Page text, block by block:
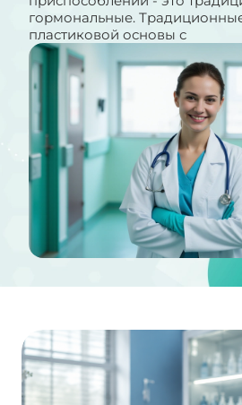
гормональные.
пластиковой основы с